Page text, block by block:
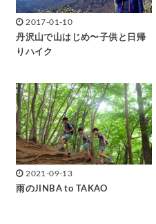
2017-01-10
丹沢山で山はじめ〜子供と日帰
りハイク
2021-09-13
雨のJINBA to TAKAO